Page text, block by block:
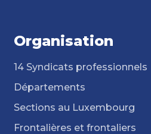
Organisation
14 Syndicats professionnels
Départements
Sections au Luxembourg
Frontalières et frontaliers